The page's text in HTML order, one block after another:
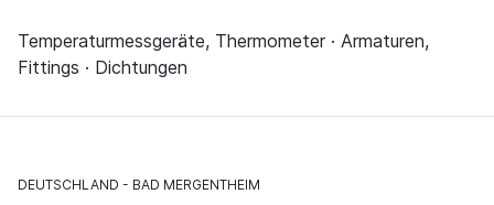
Temperaturmessgeräte, Thermometer · Armaturen,
Fittings · Dichtungen
DEUTSCHLAND BAD MERGENTHEIM